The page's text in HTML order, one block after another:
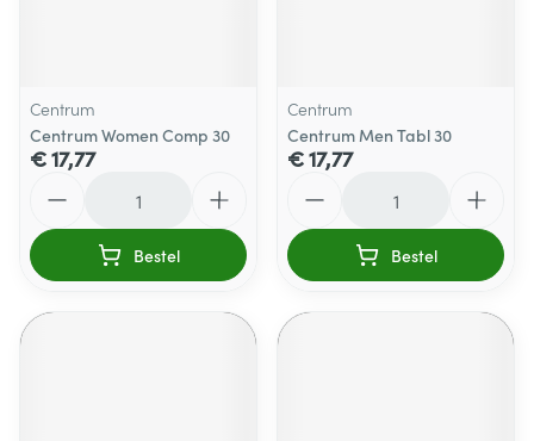
Centrum
Centrum Women Comp 30
€ 17,77
Bestel
Centrum
Centrum Men Tabl 30
€ 17,77
Bestel